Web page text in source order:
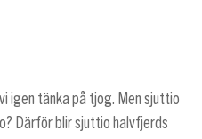
igen tänka på tjog. Men sjuttio
Därför blir sjuttio halvfjerds